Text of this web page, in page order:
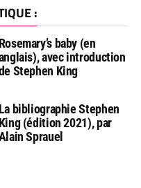
:
Rosemary’s baby (en
avec introduction
Stephen King
La bibliographie Stephen
King (édition 2021), par
Sprauel